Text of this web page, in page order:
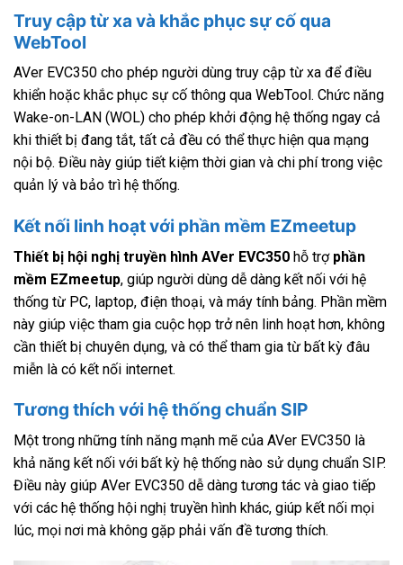
Truy cập từ xa và khắc phục sự cố qua
WebTool
AVer EVC350 cho phép người dùng truy cập từ xa để điều
khiển hoặc khắc phục sự cố thông qua WebTool. Chức năng
Wake-on-LAN (WOL) cho phép khởi động hệ thống ngay cả
khi thiết bị đang tắt, tất cả đều có thể thực hiện qua mạng
nội bộ. Điều này giúp tiết kiệm thời gian và chi phí trong việc
quản lý và bảo trì hệ thống.
Kết nối linh hoạt với phần mềm EZmeetup
Thiết bị hội nghị truyền hình AVer EVC350 hỗ trợ phần
mềm EZmeetup, giúp người dùng dễ dàng kết nối với hệ
thống từ PC, laptop, điện thoại, và máy tính bảng. Phần mềm
này giúp việc tham gia cuộc họp trở nên linh hoạt hơn, không
cần thiết bị chuyên dụng, và có thể tham gia từ bất kỳ đâu
miễn là có kết nối internet.
Tương thích với hệ thống chuẩn SIP
Một trong những tính năng mạnh mẽ của AVer EVC350 là
khả năng kết nối với bất kỳ hệ thống nào sử dụng chuẩn SIP.
Điều này giúp AVer EVC350 dễ dàng tương tác và giao tiếp
với các hệ thống hội nghị truyền hình khác, giúp kết nối mọi
lúc, mọi nơi mà không gặp phải vấn đề tương thích.